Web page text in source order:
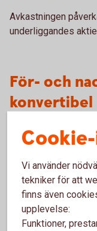
Avkastningen
underliggandes
För- och
konvertibel
Fördelar
En konvertibel
löptiden.
Du tar del av
konvertering.
Vi använder
tekniker för att
finns även
upplevelse:
Funktioner,